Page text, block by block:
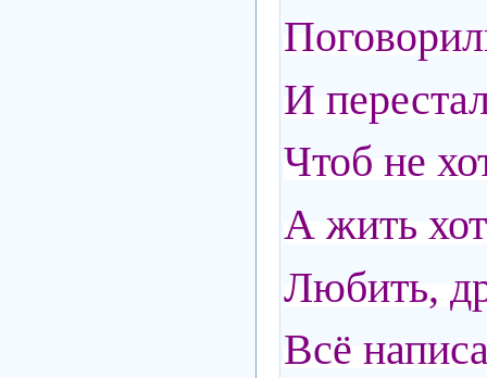
И
Чтоб не
А жить
Любить,
Всё